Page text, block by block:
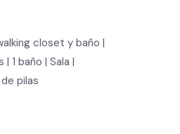
closet y baño |
| 1 baño | Sala |
pilas